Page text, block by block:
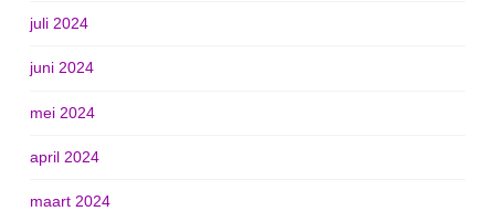
juli 2024
juni 2024
mei 2024
april 2024
maart 2024